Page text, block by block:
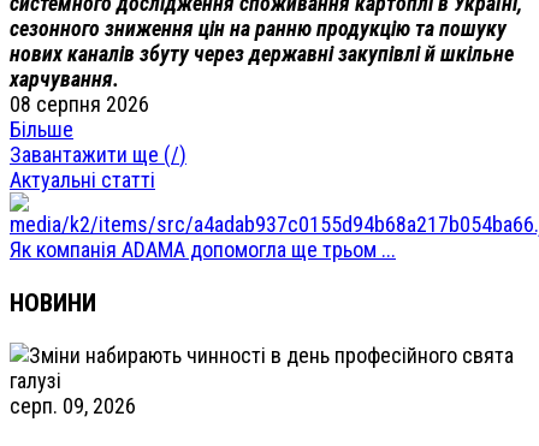
сезонного зниження цін на ранню продукцію та пошуку
нових каналів збуту через державні закупівлі й шкільне
харчування.
08 серпня 2026
Більше
Завантажити ще (/)
Актуальні статті
Як компанія ADAMA допомогла ще трьом ...
НОВИНИ
серп. 09, 2026